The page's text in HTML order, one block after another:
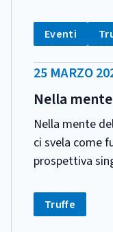
CATEGORIA:
Tag:
Eventi
DATA
25 MARZO
Nella
Nella mente
ci svela come
prospettiva
CATEGORIA:
Tag:
Truffe